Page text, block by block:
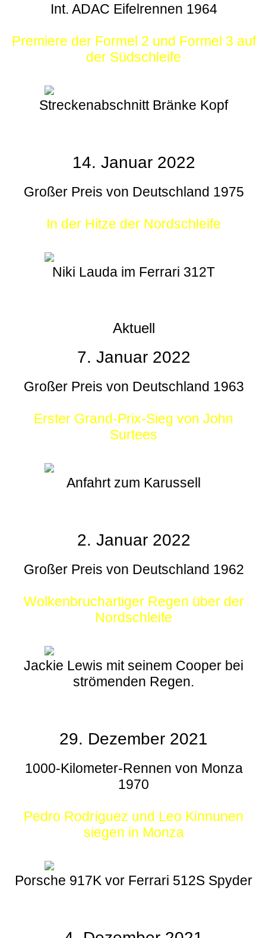
Int. ADAC Eifelrennen 1964
Premiere der Formel 2 und Formel 3 auf
der Südschleife
Streckenabschnitt Bränke Kopf
14. Januar 2022
Großer Preis von Deutschland 1975
In der Hitze der Nordschleife
Niki Lauda im Ferrari 312T
Aktuell
7. Januar 2022
Großer Preis von Deutschland 1963
Erster Grand-Prix-Sieg von John
Surtees
Anfahrt zum Karussell
2. Januar 2022
Großer Preis von Deutschland 1962
Wolkenbruchartiger Regen über der
Nordschleife
Jackie Lewis mit seinem Cooper bei
strömenden Regen.
29. Dezember 2021
1000-Kilometer-Rennen von Monza
1970
Pedro Rodríguez und Leo Kinnunen
siegen in Monza
Porsche 917K vor Ferrari 512S Spyder